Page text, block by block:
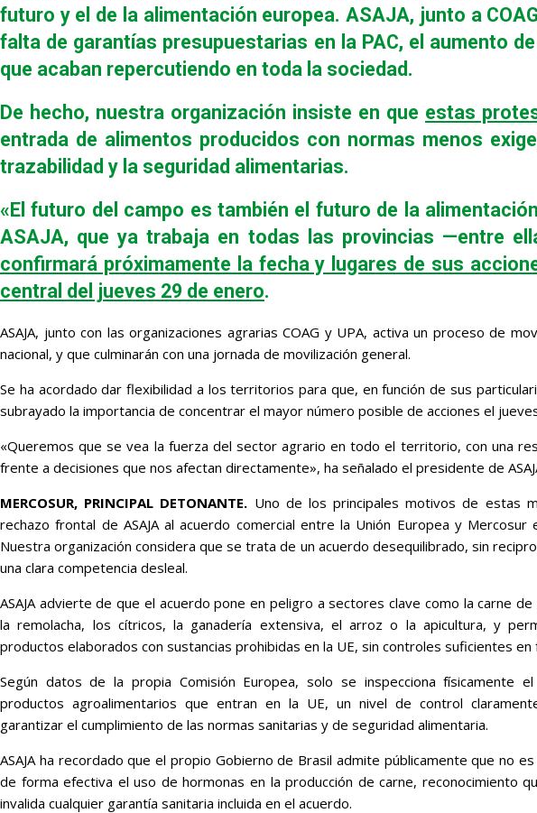
futuro y el de la alimentación europea. ASAJA, junto a
falta de garantías presupuestarias en la PAC, el aumento
que acaban repercutiendo en toda la sociedad.
De hecho, nuestra organización insiste en que estas
entrada de alimentos producidos con normas menos
trazabilidad y la seguridad alimentarias.
«El futuro del campo es también el futuro de la
ASAJA, que ya trabaja en todas las provincias —entre
confirmará próximamente la fecha y lugares de sus
central del jueves 29 de enero.
ASAJA, junto con las organizaciones agrarias COAG y UPA, activa un proceso de
nacional, y que culminarán con una jornada de movilización general.
Se ha acordado dar flexibilidad a los territorios para que, en función de sus
subrayado la importancia de concentrar el mayor número posible de acciones el
«Queremos que se vea la fuerza del sector agrario en todo el territorio, con una
frente a decisiones que nos afectan directamente», ha señalado el presidente de
MERCOSUR, PRINCIPAL DETONANTE. Uno de los principales motivos de estas
rechazo frontal de ASAJA al acuerdo comercial entre la Unión Europea y Mercosur
Nuestra organización considera que se trata de un acuerdo desequilibrado, sin
una clara competencia desleal.
ASAJA advierte de que el acuerdo pone en peligro a sectores clave como la carne de
la remolacha, los cítricos, la ganadería extensiva, el arroz o la apicultura, y
productos elaborados con sustancias prohibidas en la UE, sin controles suficientes en
Según datos de la propia Comisión Europea, solo se inspecciona físicamente
productos agroalimentarios que entran en la UE, un nivel de control
garantizar el cumplimiento de las normas sanitarias y de seguridad alimentaria.
ASAJA ha recordado que el propio Gobierno de Brasil admite públicamente que no
de forma efectiva el uso de hormonas en la producción de carne, reconocimiento
invalida cualquier garantía sanitaria incluida en el acuerdo.